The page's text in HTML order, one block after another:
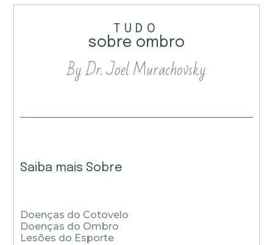
TUDO
sobre ombro
By Dr. Joel Murachovsky
Saiba mais Sobre
Doenças do Cotovelo
Doenças do Ombro
Lesões do Esporte